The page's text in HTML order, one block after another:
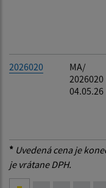
2026020
MA/
2026020
04.05.26
* Uvedená cena je
je vrátane DPH.